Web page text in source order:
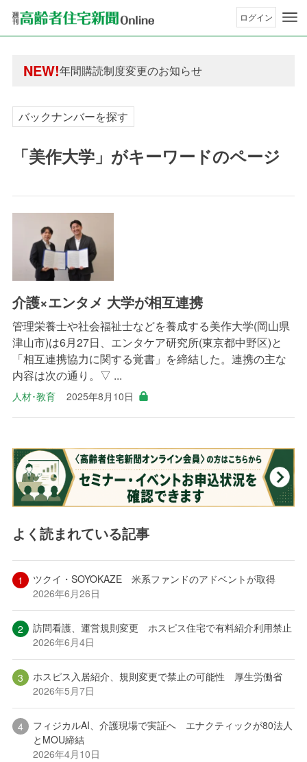
ログイン
NEW!
年間購読制度変更のお知らせ
年間購読制度変更のお知らせ
バックナンバーを探す
「美作大学」がキーワードのページ
介護×エンタメ 大学が相互連携
管理栄養士や社会福祉士などを養成する美作大学(岡山県
津山市)は6月27日、エンタケア研究所(東京都中野区)と
「相互連携協力に関する覚書」を締結した。連携の主な
内容は次の通り。▽ ...
人材･教育 2025年8月10日
よく読まれている記事
ツクイ・SOYOKAZE 米系ファンドのアドベントが取得
2026年6月26日
訪問看護、運営規則変更 ホスピス住宅で有料紹介利用禁止
2026年6月4日
ホスピス入居紹介、規則変更で禁止の可能性 厚生労働省
2026年5月7日
フィジカルAI、介護現場で実証へ エナクティックが80法人
とMOU締結
2026年4月10日